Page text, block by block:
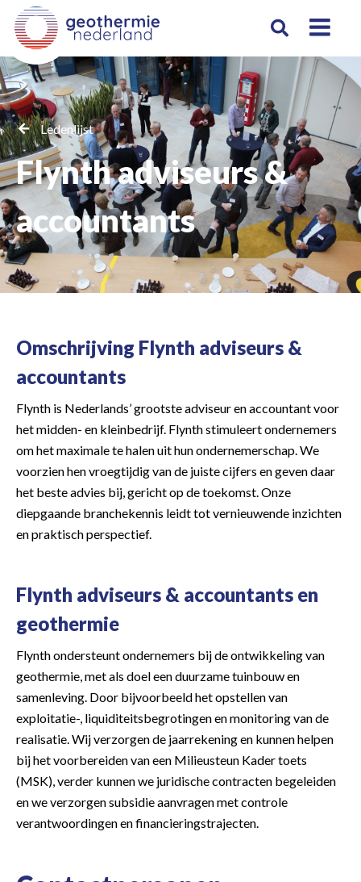
Ledenlijst
Flynth adviseurs &
accountants
Omschrijving Flynth adviseurs &
accountants
Flynth is Nederlands’ grootste adviseur en accountant voor
het midden- en kleinbedrijf. Flynth stimuleert ondernemers
om het maximale te halen uit hun ondernemerschap. We
voorzien hen vroegtijdig van de juiste cijfers en geven daar
het beste advies bij, gericht op de toekomst. Onze
diepgaande branchekennis leidt tot vernieuwende inzichten
en praktisch perspectief.
Flynth adviseurs & accountants en
geothermie
Flynth ondersteunt ondernemers bij de ontwikkeling van
geothermie, met als doel een duurzame tuinbouw en
samenleving. Door bijvoorbeeld het opstellen van
exploitatie-, liquiditeitsbegrotingen en monitoring van de
realisatie. Wij verzorgen de jaarrekening en kunnen helpen
bij het voorbereiden van een Milieusteun Kader toets
(MSK), verder kunnen we juridische contracten begeleiden
en we verzorgen subsidie aanvragen met controle
verantwoordingen en financieringstrajecten.